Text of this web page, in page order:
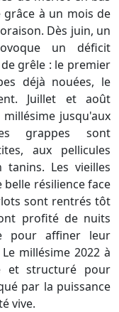
à un mois de
Dès juin, un
un déficit
grêle : le premier
déjà nouées, le
Juillet et août
jusqu'aux
grappes sont
aux pellicules
Les vieilles
résilience face
sont rentrés tôt
profité de nuits
pour affiner leur
millésime 2022 à
et structuré pour
par la puissance
vive.